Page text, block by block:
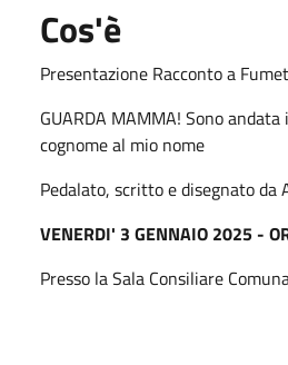
Cos'è
Presentazione Racconto a
GUARDA MAMMA! Sono
cognome al mio nome
Pedalato, scritto e disegnato da
VENERDI' 3 GENNAIO 2025 -
Presso la Sala Consiliare